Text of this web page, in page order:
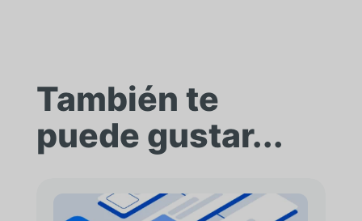
También te
puede gustar...